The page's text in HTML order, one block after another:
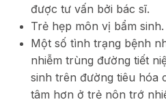
được tư vấn bởi bác sĩ.
Trẻ hẹp môn vị bẩm sinh.
Một số tình trạng bệnh
nhiễm trùng đường tiết
sinh trên đường tiêu hóa
tâm hơn ở trẻ nôn trớ